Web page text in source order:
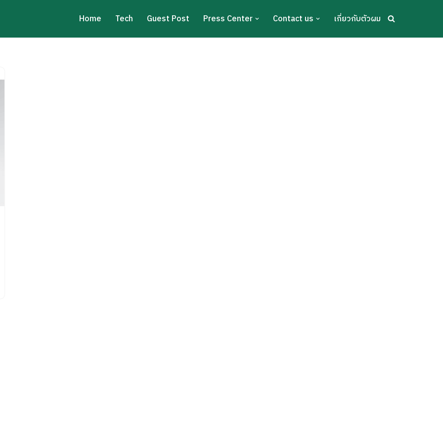
Home Tech Guest Post Press Center Contact us เกี่ยวกับตัวผม